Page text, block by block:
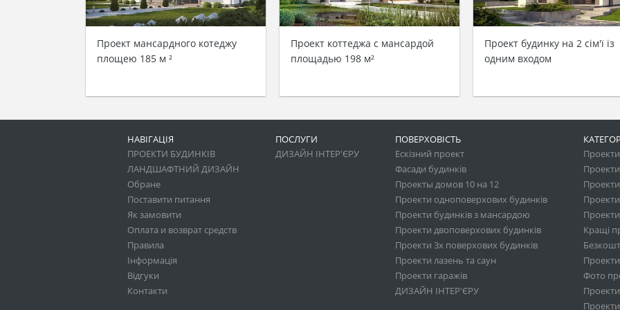
Проект мансардного котеджу
площею 185 м ²
Проект коттеджа c мансардой
площадью 198 м²
Проект будинку на 2 сім'ї із
одним входом
НАВІГАЦІЯ
ПРОЕКТИ БУДИНКІВ
ЛАНДШАФТНИЙ ДИЗАЙН
Обране
Поставити питання
Як замовити
Оплата и возврат средств
Правила
Інформація
Відгуки
Контакти
ПОСЛУГИ
ДИЗАЙН ІНТЕР'ЄРУ
ПОВЕРХОВІСТЬ
Ескізний проект
Фасади будинків
Проекты домов 10 на 12
Проекти одноповерхових будинків
Проекти будинків з мансардою
Проекти двоповерхових будинків
Проекти 3х поверхових будинків
Проекти лазень та саун
Проекти гаражів
ДИЗАЙН ІНТЕР'ЄРУ
Проекти
Проекти
Кращі
Фото